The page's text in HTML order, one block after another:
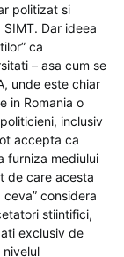
politizat si
Dar ideea
ca
– asa cum se
unde este chiar
in Romania o
inclusiv
accepta ca
furniza mediului
de care acesta
considera
stiintifici,
exclusiv de
nivelul